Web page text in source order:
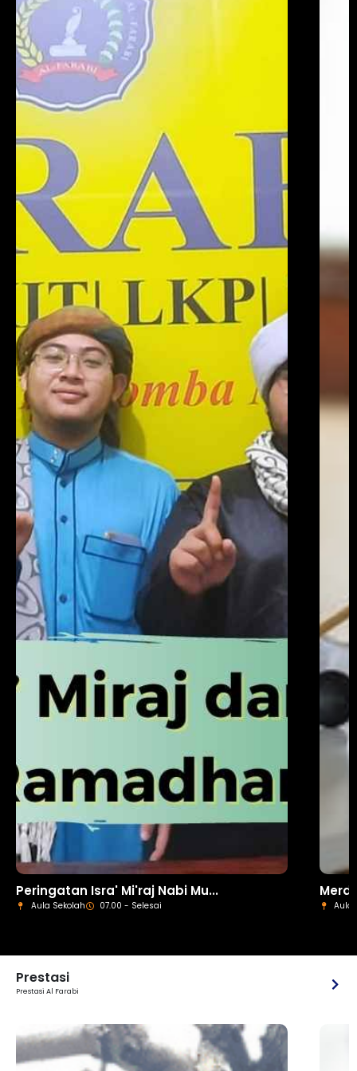
Peringatan Isra' Mi'raj Nabi Mu...
Aula Sekolah 07.00 - Selesai Aula
Prestasi
Prestasi Al Farabi